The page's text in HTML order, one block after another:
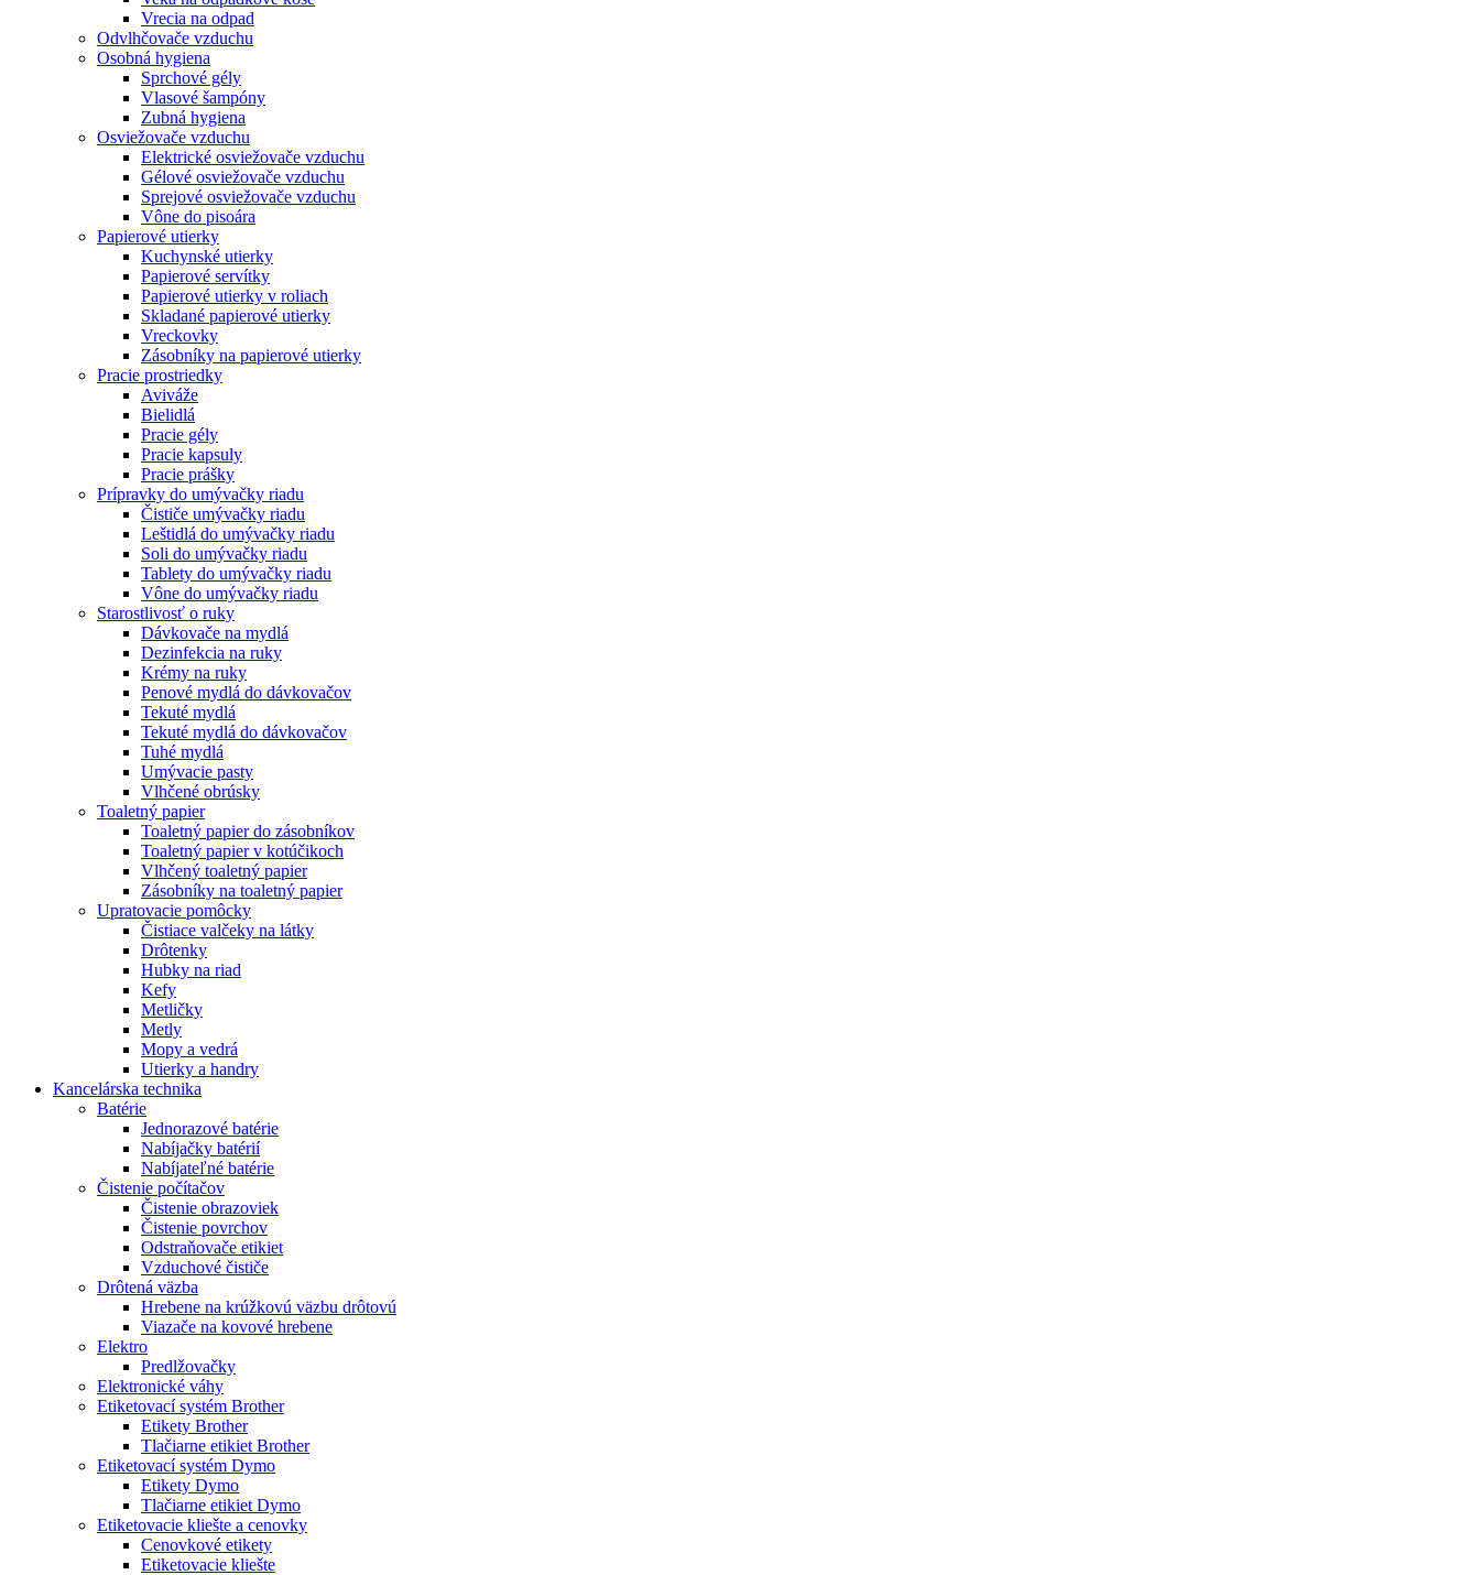
Vrecia na odpad
Odvlhčovače vzduchu
Osobná hygiena
Sprchové gély
Vlasové šampóny
Zubná hygiena
Osviežovače vzduchu
Elektrické osviežovače vzduchu
Gélové osviežovače vzduchu
Sprejové osviežovače vzduchu
Vône do pisoára
Papierové utierky
Kuchynské utierky
Papierové servítky
Papierové utierky v roliach
Skladané papierové utierky
Vreckovky
Zásobníky na papierové utierky
Pracie prostriedky
Aviváže
Bielidlá
Pracie gély
Pracie kapsuly
Pracie prášky
Prípravky do umývačky riadu
Čističe umývačky riadu
Leštidlá do umývačky riadu
Soli do umývačky riadu
Tablety do umývačky riadu
Vône do umývačky riadu
Starostlivosť o ruky
Dávkovače na mydlá
Dezinfekcia na ruky
Krémy na ruky
Penové mydlá do dávkovačov
Tekuté mydlá
Tekuté mydlá do dávkovačov
Tuhé mydlá
Umývacie pasty
Vlhčené obrúsky
Toaletný papier
Toaletný papier do zásobníkov
Toaletný papier v kotúčikoch
Vlhčený toaletný papier
Zásobníky na toaletný papier
Upratovacie pomôcky
Čistiace valčeky na látky
Drôtenky
Hubky na riad
Kefy
Metličky
Metly
Mopy a vedrá
Utierky a handry
Kancelárska technika
Batérie
Jednorazové batérie
Nabíjačky batérií
Nabíjateľné batérie
Čistenie počítačov
Čistenie obrazoviek
Čistenie povrchov
Odstraňovače etikiet
Vzduchové čističe
Drôtená väzba
Hrebene na krúžkovú väzbu drôtovú
Viazače na kovové hrebene
Elektro
Predlžovačky
Elektronické váhy
Etiketovací systém Brother
Etikety Brother
Tlačiarne etikiet Brother
Etiketovací systém Dymo
Etikety Dymo
Tlačiarne etikiet Dymo
Etiketovacie kliešte a cenovky
Cenovkové etikety
Etiketovacie kliešte